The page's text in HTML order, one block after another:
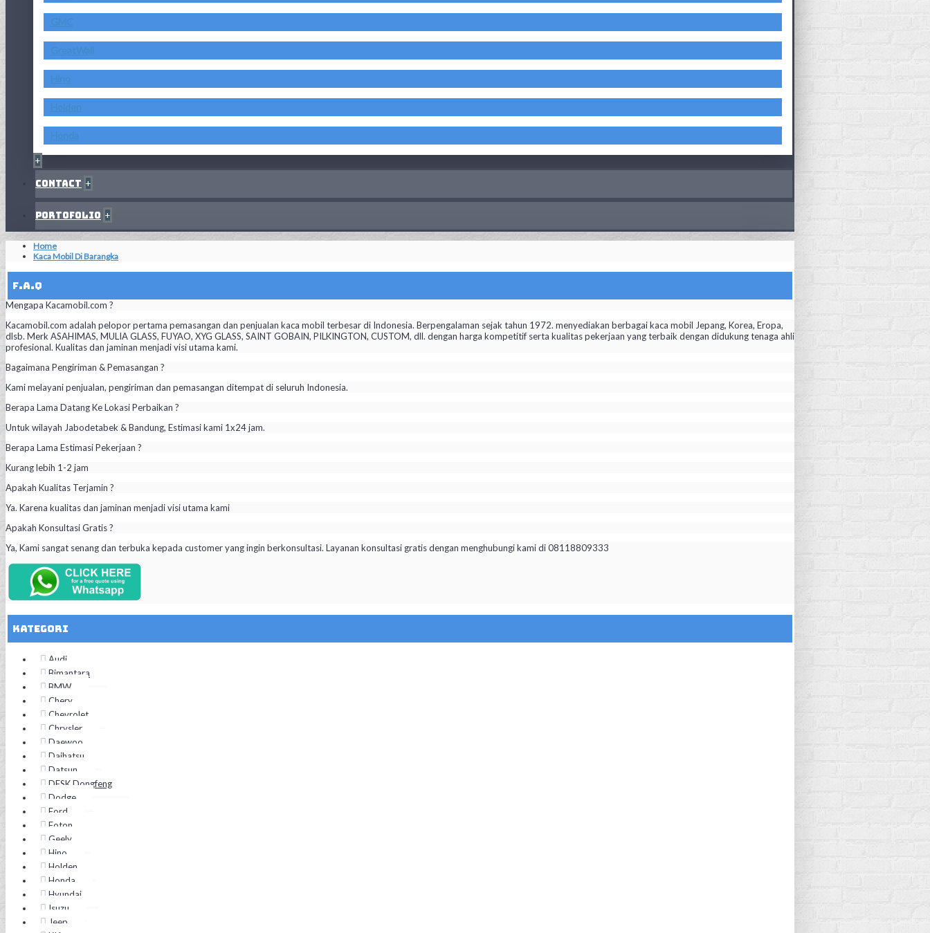
GMC
GreatWall
Hino
Holden
Honda
+
Contact +
Portofolio +
Home
Kaca Mobil Di Barangka
F.A.Q
Mengapa Kacamobil.com ?
Kacamobil.com adalah pelopor pertama pemasangan dan penjualan kaca mobil terbesar di Indonesia. Berpengalaman sejak tahun 1972. menyediakan berbagai kaca mobil Jepang, Korea, Eropa,
dlsb. Merk ASAHIMAS, MULIA GLASS, FUYAO, XYG GLASS, SAINT GOBAIN, PILKINGTON, CUSTOM, dll. dengan harga kompetitif serta kualitas pekerjaan yang terbaik dengan didukung tenaga ahli
profesional. Kualitas dan jaminan menjadi visi utama kami.
Bagaimana Pengiriman & Pemasangan ?
Kami melayani penjualan, pengiriman dan pemasangan ditempat di seluruh Indonesia.
Berapa Lama Datang Ke Lokasi Perbaikan ?
Untuk wilayah Jabodetabek & Bandung, Estimasi kami 1x24 jam.
Berapa Lama Estimasi Pekerjaan ?
Kurang lebih 1-2 jam
Apakah Kualitas Terjamin ?
Ya. Karena kualitas dan jaminan menjadi visi utama kami
Apakah Konsultasi Gratis ?
Ya, Kami sangat senang dan terbuka kepada customer yang ingin berkonsultasi. Layanan konsultasi gratis dengan menghubungi kami di 08118809333
Kategori
Audi
Bimantara
BMW
Chery
Chevrolet
Chrysler
Daewoo
Daihatsu
Datsun
DFSK Dongfeng
Dodge
Ford
Foton
Geely
Hino
Holden
Honda
Hyundai
Isuzu
Jeep